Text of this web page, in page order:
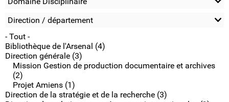
Direction / département
- Tout -
Bibliothèque de l'Arsenal (4)
Direction générale (3)
Mission Gestion de production documentaire et archives
(2)
Projet Amiens (1)
Direction de la stratégie et de la recherche (3)